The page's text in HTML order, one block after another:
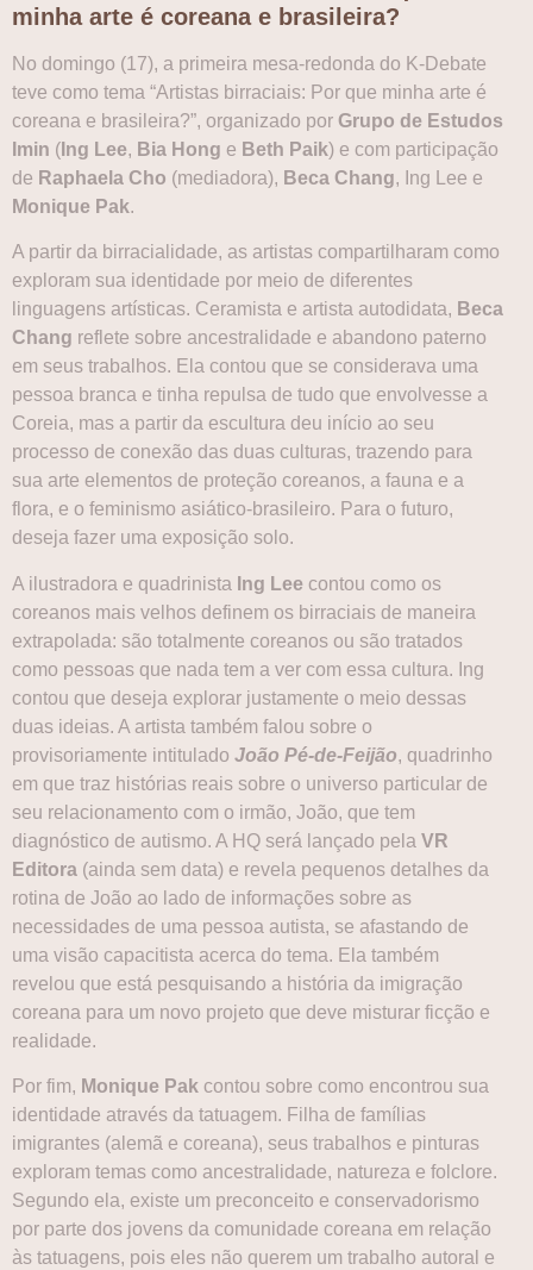
minha arte é coreana e brasileira?
No domingo (17), a primeira mesa-redonda do K-Debate
teve como tema “Artistas birraciais: Por que minha arte é
coreana e brasileira?”, organizado por Grupo de Estudos
Imin ( Ing Lee, Bia Hong e Beth Paik) e com participação
de Raphaela Cho (mediadora), Beca Chang, Ing Lee e
Monique Pak.
A partir da birracialidade, as artistas compartilharam como
exploram sua identidade por meio de diferentes
linguagens artísticas. Ceramista e artista autodidata, Beca
Chang reflete sobre ancestralidade e abandono paterno
em seus trabalhos. Ela contou que se considerava uma
pessoa branca e tinha repulsa de tudo que envolvesse a
Coreia, mas a partir da escultura deu início ao seu
processo de conexão das duas culturas, trazendo para
sua arte elementos de proteção coreanos, a fauna e a
flora, e o feminismo asiático-brasileiro. Para o futuro,
deseja fazer uma exposição solo.
A ilustradora e quadrinista Ing Lee contou como os
coreanos mais velhos definem os birraciais de maneira
extrapolada: são totalmente coreanos ou são tratados
como pessoas que nada tem a ver com essa cultura. Ing
contou que deseja explorar justamente o meio dessas
duas ideias. A artista também falou sobre o
provisoriamente intitulado João Pé-de-Feijão, quadrinho
em que traz histórias reais sobre o universo particular de
seu relacionamento com o irmão, João, que tem
diagnóstico de autismo. A HQ será lançado pela VR
Editora (ainda sem data) e revela pequenos detalhes da
rotina de João ao lado de informações sobre as
necessidades de uma pessoa autista, se afastando de
uma visão capacitista acerca do tema. Ela também
revelou que está pesquisando a história da imigração
coreana para um novo projeto que deve misturar ficção e
realidade.
Por fim, Monique Pak contou sobre como encontrou sua
identidade através da tatuagem. Filha de famílias
imigrantes (alemã e coreana), seus trabalhos e pinturas
exploram temas como ancestralidade, natureza e folclore.
Segundo ela, existe um preconceito e conservadorismo
por parte dos jovens da comunidade coreana em relação
às tatuagens, pois eles não querem um trabalho autoral e